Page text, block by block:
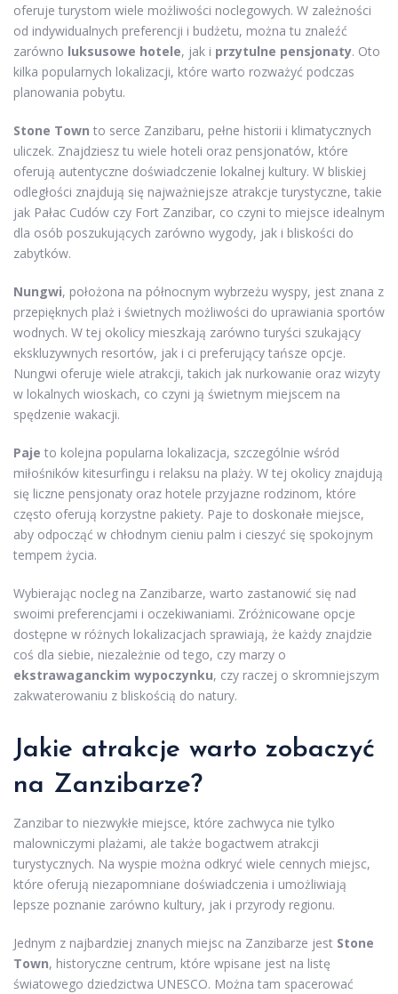
oferuje turystom wiele możliwości noclegowych. W zależności
od indywidualnych preferencji i budżetu, można tu znaleźć
zarówno luksusowe hotele, jak i przytulne pensjonaty. Oto
kilka popularnych lokalizacji, które warto rozważyć podczas
planowania pobytu.
Stone Town to serce Zanzibaru, pełne historii i klimatycznych
uliczek. Znajdziesz tu wiele hoteli oraz pensjonatów, które
oferują autentyczne doświadczenie lokalnej kultury. W bliskiej
odległości znajdują się najważniejsze atrakcje turystyczne, takie
jak Pałac Cudów czy Fort Zanzibar, co czyni to miejsce idealnym
dla osób poszukujących zarówno wygody, jak i bliskości do
zabytków.
Nungwi, położona na północnym wybrzeżu wyspy, jest znana z
przepięknych plaż i świetnych możliwości do uprawiania sportów
wodnych. W tej okolicy mieszkają zarówno turyści szukający
ekskluzywnych resortów, jak i ci preferujący tańsze opcje.
Nungwi oferuje wiele atrakcji, takich jak nurkowanie oraz wizyty
w lokalnych wioskach, co czyni ją świetnym miejscem na
spędzenie wakacji.
Paje to kolejna popularna lokalizacja, szczególnie wśród
miłośników kitesurfingu i relaksu na plaży. W tej okolicy znajdują
się liczne pensjonaty oraz hotele przyjazne rodzinom, które
często oferują korzystne pakiety. Paje to doskonałe miejsce,
aby odpocząć w chłodnym cieniu palm i cieszyć się spokojnym
tempem życia.
Wybierając nocleg na Zanzibarze, warto zastanowić się nad
swoimi preferencjami i oczekiwaniami. Zróżnicowane opcje
dostępne w różnych lokalizacjach sprawiają, że każdy znajdzie
coś dla siebie, niezależnie od tego, czy marzy o
ekstrawaganckim wypoczynku, czy raczej o skromniejszym
zakwaterowaniu z bliskością do natury.
Jakie atrakcje warto zobaczyć
na Zanzibarze?
Zanzibar to niezwykłe miejsce, które zachwyca nie tylko
malowniczymi plażami, ale także bogactwem atrakcji
turystycznych. Na wyspie można odkryć wiele cennych miejsc,
które oferują niezapomniane doświadczenia i umożliwiają
lepsze poznanie zarówno kultury, jak i przyrody regionu.
Jednym z najbardziej znanych miejsc na Zanzibarze jest Stone
Town, historyczne centrum, które wpisane jest na listę
światowego dziedzictwa UNESCO. Można tam spacerować